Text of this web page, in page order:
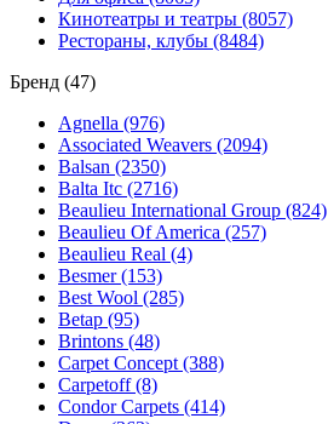
Кинотеатры и театры (8057)
Рестораны, клубы (8484)
Бренд (47)
Agnella (976)
Associated Weavers (2094)
Balsan (2350)
Balta Itc (2716)
Beaulieu International Group (824)
Beaulieu Of America (257)
Beaulieu Real (4)
Besmer (153)
Best Wool (285)
Betap (95)
Brintons (48)
Carpet Concept (388)
Carpetoff (8)
Condor Carpets (414)